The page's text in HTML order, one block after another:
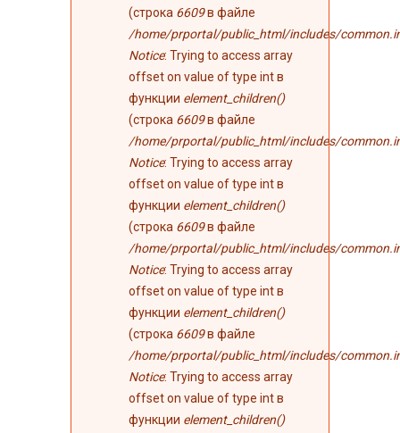
(строка 6609в файле
/home/prportal/public_html/includes/
Notice: Trying to access array
offset on value of type int в
функции element_children()
(строка 6609в файле
/home/prportal/public_html/includes/
Notice: Trying to access array
offset on value of type int в
функции element_children()
(строка 6609в файле
/home/prportal/public_html/includes/
Notice: Trying to access array
offset on value of type int в
функции element_children()
(строка 6609в файле
/home/prportal/public_html/includes/
Notice: Trying to access array
offset on value of type int в
функции element_children()